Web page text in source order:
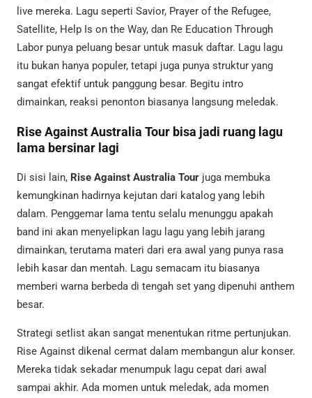
live mereka. Lagu seperti Savior, Prayer of the Refugee,
Satellite, Help Is on the Way, dan Re Education Through
Labor punya peluang besar untuk masuk daftar. Lagu lagu
itu bukan hanya populer, tetapi juga punya struktur yang
sangat efektif untuk panggung besar. Begitu intro
dimainkan, reaksi penonton biasanya langsung meledak.
Rise Against Australia Tour bisa jadi ruang lagu
lama bersinar lagi
Di sisi lain, Rise Against Australia Tour juga membuka
kemungkinan hadirnya kejutan dari katalog yang lebih
dalam. Penggemar lama tentu selalu menunggu apakah
band ini akan menyelipkan lagu lagu yang lebih jarang
dimainkan, terutama materi dari era awal yang punya rasa
lebih kasar dan mentah. Lagu semacam itu biasanya
memberi warna berbeda di tengah set yang dipenuhi anthem
besar.
Strategi setlist akan sangat menentukan ritme pertunjukan.
Rise Against dikenal cermat dalam membangun alur konser.
Mereka tidak sekadar menumpuk lagu cepat dari awal
sampai akhir. Ada momen untuk meledak, ada momen